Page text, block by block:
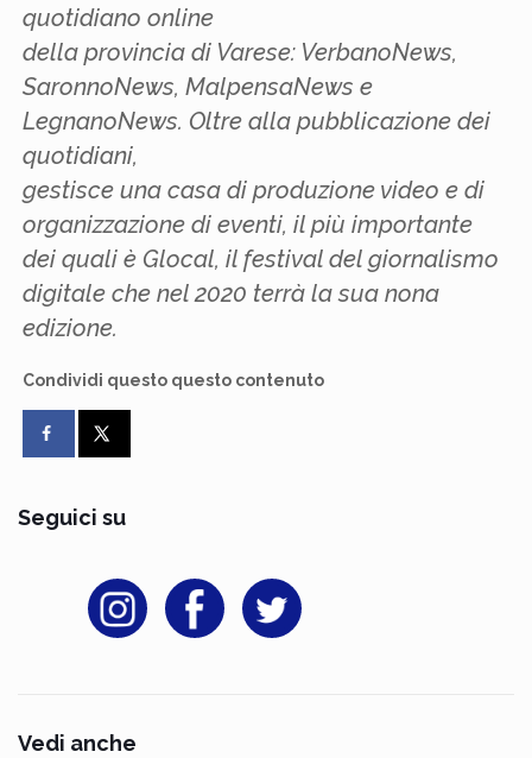
quotidiano online
della provincia di Varese: VerbanoNews,
SaronnoNews, MalpensaNews e
LegnanoNews. Oltre alla pubblicazione dei
quotidiani,
gestisce una casa di produzione video e di
organizzazione di eventi, il più importante
dei quali è Glocal, il festival del giornalismo
digitale che nel 2020 terrà la sua nona
edizione.
Condividi questo questo contenuto
Seguici su
Vedi anche